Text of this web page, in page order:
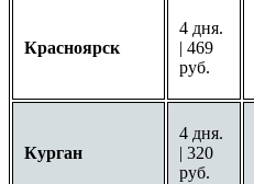
Красноярск
4 дня.
| 469
руб.
Курган
4 дня.
| 320
руб.